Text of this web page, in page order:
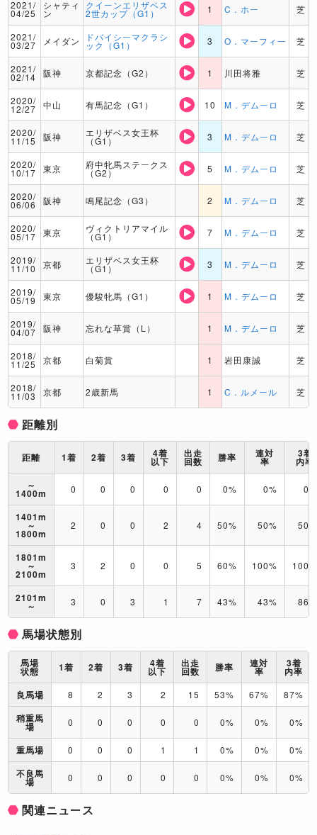
2021/
04/25
シャティ
ン
クイーンエリザベス
2世カップ（G1） 1 C．ホー 芝
2021/
03/27 メイダン ドバイシーマクラシ
ック（G1） 3 O．マーフィー 芝
2021/
02/14 阪神 京都記念（G2） 1 川田将雅 芝
2020/
12/27 中山 有馬記念（G1） 10 M．デムーロ 芝
2020/
11/15 阪神 エリザベス女王杯
（G1） 3 M．デムーロ 芝
2020/
10/17 東京 府中牝馬ステークス
（G2） 5 M．デムーロ 芝
2020/
06/06 阪神 鳴尾記念（G3） 2 M．デムーロ 芝
2020/
05/17 東京 ヴィクトリアマイル
（G1） 7 M．デムーロ 芝
2019/
11/10 京都 エリザベス女王杯
（G1） 3 M．デムーロ 芝
2019/
05/19 東京 優駿牝馬（G1） 1 M．デムーロ 芝
2019/
04/07 阪神 忘れな草賞（L） 1 M．デムーロ 芝
2018/
11/25 京都 白菊賞 1 岩田康誠 芝
2018/
11/03 京都 2歳新馬 1 C．ルメール 芝
距離別
距離 1着 2着 3着 4着
以下
出走
回数 勝率 連対
率
3着
内率
～
1400m 0 0 0 0 0 0% 0%
1401m
～
1800m
2 0 0 2 4 50% 50%
1801m
～
2100m
3 2 0 0 5 60% 100%
2101m
～ 3 0 3 1 7 43% 43%
馬場状態別
馬場
状態 1着 2着 3着 4着
以下
出走
回数 勝率 連対
率
3着
内率
良馬場
8 2 3 2 15 53% 67% 87%
稍重馬
場 0 0 0 0 0 0% 0% 0%
重馬場 0 0 0 1 1 0% 0% 0%
不良馬
場 0 0 0 0 0 0% 0% 0%
関連ニュース